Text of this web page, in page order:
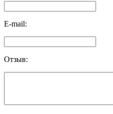
E-mail:
Отзыв: